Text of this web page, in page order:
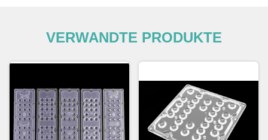
VERWANDTE PRODUKTE